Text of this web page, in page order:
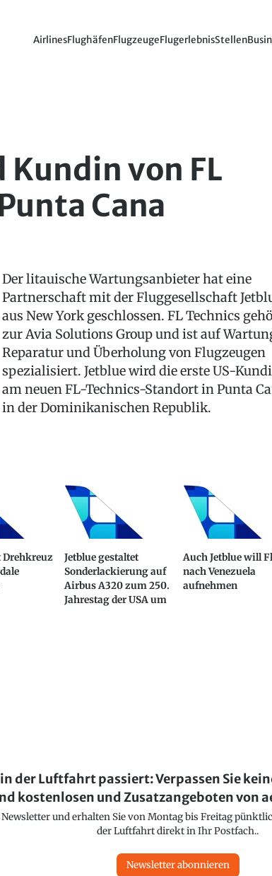
AirlinesFlughäfenFlugzeugeFlugerlebnisStellen
von FL
Cana
Der litauische Wartungsanbieter hat eine
Partnerschaft mit der Fluggesellschaft
aus New York geschlossen. FL Technics
zur Avia Solutions Group und ist auf
Reparatur und Überholung von Flugzeugen
spezialisiert. Jetblue wird die erste US-
am neuen FL-Technics-Standort in Punta
in der Dominikanischen Republik.
Drehkreuz
Jetblue gestaltet
Sonderlackierung auf
Airbus A320 zum 250.
Jahrestag der USA um
Auch Jetblue will
nach Venezuela
aufnehmen
der Luftfahrt passiert: Verpassen Sie
kostenlosen und Zusatzangeboten von
und erhalten Sie von Montag bis Freitag
der Luftfahrt direkt in Ihr Postfach..
Newsletter abonnieren